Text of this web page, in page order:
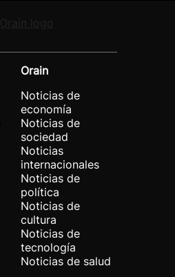
Orain
Noticias de
economía
Noticias de
sociedad
Noticias
internacionales
Noticias de
política
Noticias de
cultura
Noticias de
tecnología
Noticias de salud